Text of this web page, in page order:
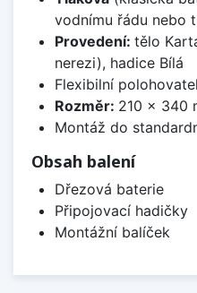
vodnímu řádu nebo
Provedení: tělo
nerezi), hadice Bílá
Flexibilní
Rozměr: 210 x 340
Montáž do
Obsah balení
Dřezová baterie
Připojovací hadičky
Montážní balíček